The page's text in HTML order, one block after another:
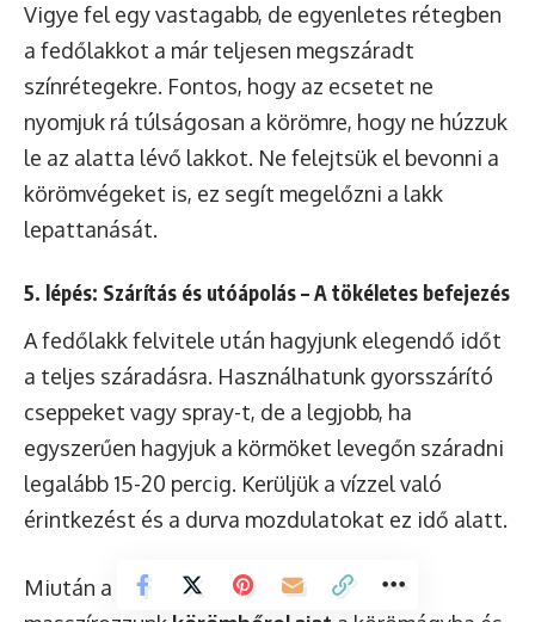
Vigye fel egy vastagabb, de egyenletes rétegben
a fedőlakkot a már teljesen megszáradt
színrétegekre. Fontos, hogy az ecsetet ne
nyomjuk rá túlságosan a körömre, hogy ne húzzuk
le az alatta lévő lakkot. Ne felejtsük el bevonni a
körömvégeket is, ez segít megelőzni a lakk
lepattanását.
5. lépés: Szárítás és utóápolás – A tökéletes befejezés
A fedőlakk felvitele után hagyjunk elegendő időt
a teljes száradásra. Használhatunk gyorsszárító
cseppeket vagy spray-t, de a legjobb, ha
egyszerűen hagyjuk a körmöket levegőn száradni
legalább 15-20 percig. Kerüljük a vízzel való
érintkezést és a durva mozdulatokat ez idő alatt.
Miután a lakk teljesen megszáradt,